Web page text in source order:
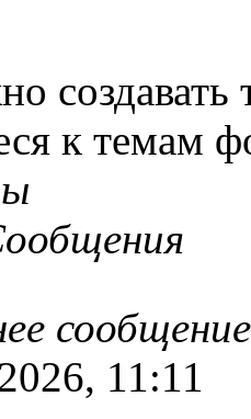
к темам
сообщение
11:11